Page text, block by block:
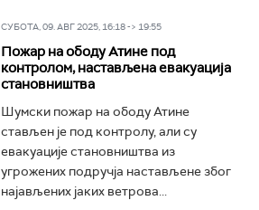
СУБОТА, 09. АВГ 2025, 16:18 -> 19:55
Пожар на ободу Атине под
контролом, настављена евакуација
становништва
Шумски пожар на ободу Атине
стављен је под контролу, али су
евакуације становништва из
угрожених подручја настављене због
најављених јаких ветрова...